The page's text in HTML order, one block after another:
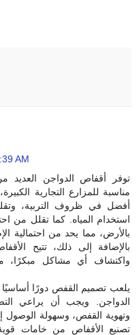
AM
توفر أقفاص الدواجن العديد من
مناسبة للمزارع التجارية
أفضل في ظروف التربية،
استخدام المياه. كما تقلل من
بالأرض، مما يحد من احتمالية
بالإضافة إلى ذلك، تتيح
واكتشاف أي مشاكل مبكرًا،
يلعب تصميم القفص دورًا أساسيًا
الدواجن. ويجب أن يراعي
وتهوية القفص، وسهولة
تصنيع الأقفاص من خامات